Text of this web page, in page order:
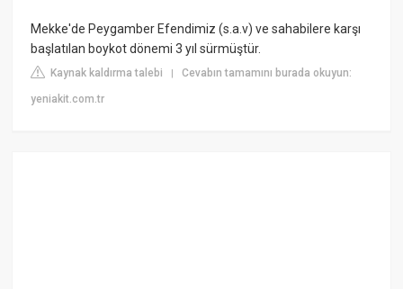
Mekke'de Peygamber Efendimiz (s.a.v) ve sahabilere karşı
başlatılan boykot dönemi 3 yıl sürmüştür.
Kaynak kaldırma talebi |Cevabın tamamını burada okuyun:
yeniakit.com.tr